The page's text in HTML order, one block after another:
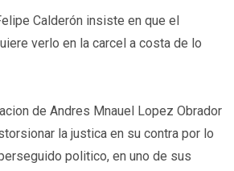
Calderón insiste en que el
verlo en la carcel a costa de lo
de Andres Mnauel Lopez Obrador
la justica en su contra por lo
politico, en uno de sus